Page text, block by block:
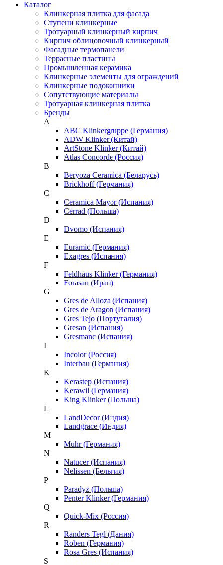
Каталог
Клинкерная плитка для фасада
Ступени клинкерные
Тротуарный клинкерный кирпич
Кирпич облицовочный клинкерный
Фасадные термопанели
Террасные пластины
Промышленная керамика
Клинкерные элементы для ограждений
Клинкерные подоконники
Сопутствующие материалы
Тротуарная клинкерная плитка
Бренды
A
ABC Klinkergruppe (Германия)
ADW Klinker (Китай)
ArtStone Klinker (Китай)
Atlas Concorde (Россия)
B
Beryoza Ceramica (Беларусь)
Brickhoff (Германия)
C
Ceramica Mayor (Испания)
Cerrad (Польша)
D
Dvomo (Испания)
E
Euramic (Германия)
Exagres (Испания)
F
Feldhaus Klinker (Германия)
Forasan (Иран)
G
Gres de Alloza (Испания)
Gres de Aragon (Испания)
Gres Tejo (Португалия)
Gresan (Испания)
Gresmanc (Испания)
I
Incolor (Россия)
Interbau (Германия)
K
Kerastep (Испания)
Kerawil (Германия)
King Klinker (Польша)
L
LandDecor (Индия)
Landgrace (Индия)
M
Muhr (Германия)
N
Natucer (Испания)
Nelissen (Бельгия)
P
Paradyz (Польша)
Penter Klinker (Германия)
Q
Quick-Mix (Россия)
R
Randers Tegl (Дания)
Roben (Германия)
Rosa Gres (Испания)
S